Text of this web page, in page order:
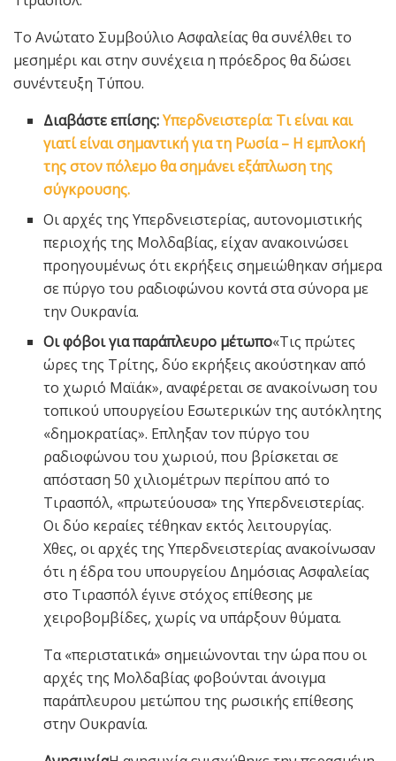
Το Ανώτατο Συμβούλιο Ασφαλείας θα συνέλθει το
μεσημέρι και στην συνέχεια η πρόεδρος θα δώσει
συνέντευξη Τύπου.
Διαβάστε επίσης:Υπερδνειστερία: Τι είναι και
γιατί είναι σημαντική για τη Ρωσία – Η εμπλοκή
της στον πόλεμο θα σημάνει εξάπλωση της
σύγκρουσης.
Οι αρχές της Υπερδνειστερίας, αυτονομιστικής
περιοχής της Μολδαβίας, είχαν ανακοινώσει
προηγουμένως ότι εκρήξεις σημειώθηκαν σήμερα
σε πύργο του ραδιοφώνου κοντά στα σύνορα με
την Ουκρανία.
Οι φόβοι για παράπλευρο μέτωπο«Τις πρώτες
ώρες της Τρίτης, δύο εκρήξεις ακούστηκαν από
το χωριό Μαϊάκ», αναφέρεται σε ανακοίνωση του
τοπικού υπουργείου Εσωτερικών της αυτόκλητης
«δημοκρατίας». Επληξαν τον πύργο του
ραδιοφώνου του χωριού, που βρίσκεται σε
απόσταση 50 χιλιομέτρων περίπου από το
Τιρασπόλ, «πρωτεύουσα» της Υπερδνειστερίας.
Οι δύο κεραίες τέθηκαν εκτός λειτουργίας.
Χθες, οι αρχές της Υπερδνειστερίας ανακοίνωσαν
ότι η έδρα του υπουργείου Δημόσιας Ασφαλείας
στο Τιρασπόλ έγινε στόχος επίθεσης με
χειροβομβίδες, χωρίς να υπάρξουν θύματα.
Τα «περιστατικά» σημειώνονται την ώρα που οι
αρχές της Μολδαβίας φοβούνται άνοιγμα
παράπλευρου μετώπου της ρωσικής επίθεσης
στην Ουκρανία.